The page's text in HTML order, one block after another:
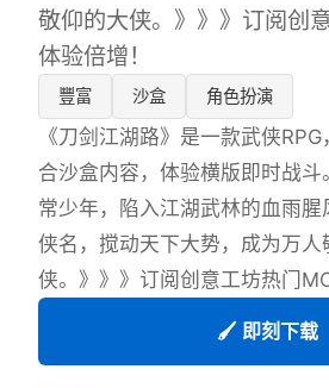
敬仰的大侠。》》》订阅创
体验倍增！
豐富 沙盒 角色扮演
《刀剑江湖路》是一款武侠
合沙盒内容，体验横版即时战
常少年，陷入江湖武林的血雨
侠名，搅动天下大势，成为万人
侠。》》》订阅创意工坊热门
🖌️ 即刻下载